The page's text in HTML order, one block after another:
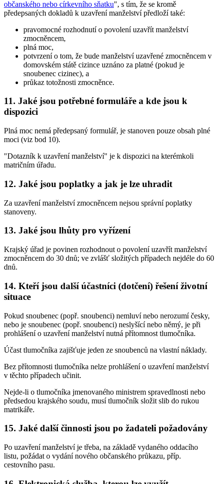
občanského nebo církevního sňatku", s tím, že se kromě
předepsaných dokladů k uzavření manželství předloží také:
pravomocné rozhodnutí o povolení uzavřít manželství
zmocněncem,
plná moc,
potvrzení o tom, že bude manželství uzavřené zmocněncem v
domovském státě cizince uznáno za platné (pokud je
snoubenec cizinec), a
průkaz totožnosti zmocněnce.
11. Jaké jsou potřebné formuláře a kde jsou k
dispozici
Plná moc nemá předepsaný formulář, je stanoven pouze obsah plné
moci (viz bod 10).
"Dotazník k uzavření manželství" je k dispozici na kterémkoli
matričním úřadu.
12. Jaké jsou poplatky a jak je lze uhradit
Za uzavření manželství zmocněncem nejsou správní poplatky
stanoveny.
13. Jaké jsou lhůty pro vyřízení
Krajský úřad je povinen rozhodnout o povolení uzavřít manželství
zmocněncem do 30 dnů; ve zvlášť složitých případech nejdéle do 60
dnů.
14. Kteří jsou další účastníci (dotčení) řešení životní
situace
Pokud snoubenec (popř. snoubenci) nemluví nebo nerozumí česky,
nebo je snoubenec (popř. snoubenci) neslyšící nebo němý, je při
prohlášení o uzavření manželství nutná přítomnost tlumočníka.
Účast tlumočníka zajišťuje jeden ze snoubenců na vlastní náklady.
Bez přítomnosti tlumočníka nelze prohlášení o uzavření manželství
v těchto případech učinit.
Nejde-li o tlumočníka jmenovaného ministrem spravedlnosti nebo
předsedou krajského soudu, musí tlumočník složit slib do rukou
matrikáře.
15. Jaké další činnosti jsou po žadateli požadovány
Po uzavření manželství je třeba, na základě vydaného oddacího
listu, požádat o vydání nového občanského průkazu, příp.
cestovního pasu.